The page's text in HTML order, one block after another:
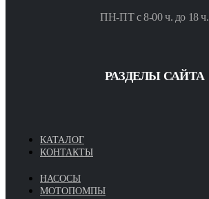
ПН-ПТ с 8-00 ч. до 18 ч.
РАЗДЕЛЫ САЙТА
КАТАЛОГ
КОНТАКТЫ
НАСОСЫ
МОТОПОМПЫ